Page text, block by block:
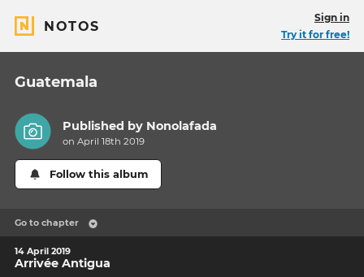
NOTOS
Sign in
Try it for free!
Guatemala
Published by Nonolafada
on April 18th 2019
Follow this album
Go to chapter
14 April 2019
Arrivée Antigua